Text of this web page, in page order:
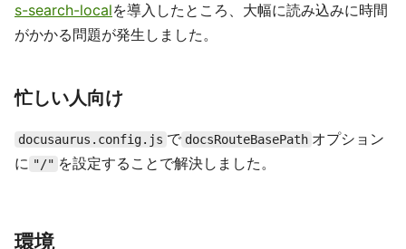
s-search-localを導入したところ、大幅に読み込みに時間
がかかる問題が発生しました。
忙しい人向け
docusaurus.config.js で docsRouteBasePath オプション
に "/" を設定することで解決しました。
環境